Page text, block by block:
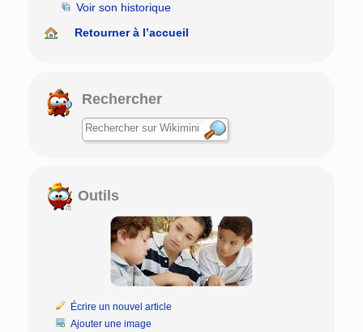
Voir son historique
Retourner à l’accueil
Rechercher
Outils
Écrire un nouvel article
Ajouter une image